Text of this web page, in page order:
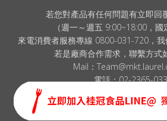
若您對產品有任何問題有立即回
（週一～週五 9:00~18:00，國
來電消費者服務專線 0800-031-720，我
若是廠商合作需求，聯繫方式
Mail：
電話：02-2365-
© 2024 LAUREL CORP. All